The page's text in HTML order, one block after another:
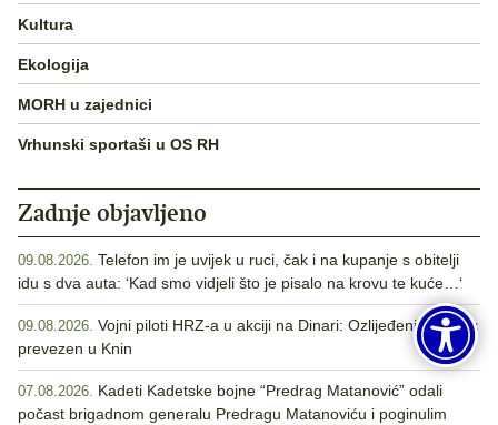
Kultura
Ekologija
MORH u zajednici
Vrhunski sportaši u OS RH
Zadnje objavljeno
09.08.2026. Telefon im je uvijek u ruci, čak i na kupanje s obitelji
idu s dva auta: ‘Kad smo vidjeli što je pisalo na krovu te kuće…‘
09.08.2026. Vojni piloti HRZ-a u akciji na Dinari: Ozlijeđeni Nijemac
prevezen u Knin
07.08.2026. Kadeti Kadetske bojne “Predrag Matanović” odali
počast brigadnom generalu Predragu Matanoviću i poginulim